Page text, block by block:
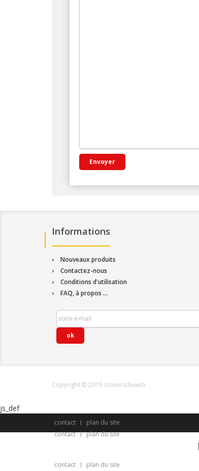
Informations
Nouveaux produits
Contactez-nous
Conditions d'utilisation
FAQ, à propos ...
Copyright © 2015 Universduweb
js_def
contact plan du site
contact
plan du site
contact plan du site